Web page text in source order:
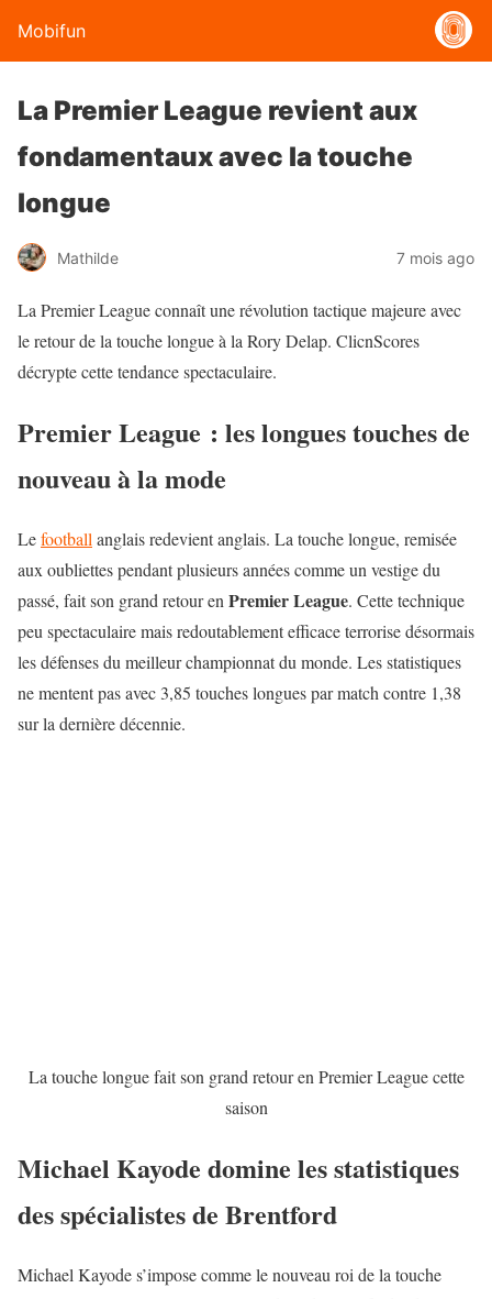
Mobifun
La Premier League revient aux
fondamentaux avec la touche
longue
Mathilde 7 mois ago
La Premier League connaît une révolution tactique majeure avec
le retour de la touche longue à la Rory Delap. ClicnScores
décrypte cette tendance spectaculaire.
Premier League : les longues touches de
nouveau à la mode
Lefootball anglais redevient anglais. La touche longue, remisée
aux oubliettes pendant plusieurs années comme un vestige du
passé, fait son grand retour en Premier League. Cette technique
peu spectaculaire mais redoutablement efficace terrorise désormais
les défenses du meilleur championnat du monde. Les statistiques
ne mentent pas avec 3,85 touches longues par match contre 1,38
sur la dernière décennie.
La touche longue fait son grand retour en Premier League cette
saison
Michael Kayode domine les statistiques
des spécialistes de Brentford
Michael Kayode s’impose comme le nouveau roi de la touche